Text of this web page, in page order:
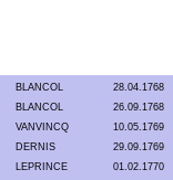
BLANCOL 28.04.1768
BLANCOL 26.09.1768
VANVINCQ 10.05.1769
DERNIS 29.09.1769
LEPRINCE 01.02.1770